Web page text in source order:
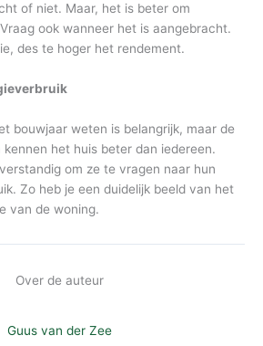
of niet. Maar, het is beter om
ook wanneer het is aangebracht.
des te hoger het rendement.
bouwjaar weten is belangrijk, maar de
kennen het huis beter dan iedereen.
om ze te vragen naar hun
Zo heb je een duidelijk beeld van het
van de woning.
Over de auteur
Guus van der Zee